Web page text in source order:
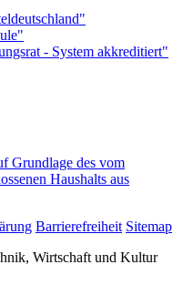
Grundlage des vom
Haushalts aus
Barrierefreiheit Sitemap
Wirtschaft und Kultur